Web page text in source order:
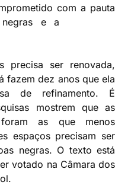
com a pauta
negras e a
precisa ser renovada,
fazem dez anos que ela
de refinamento. É
mostrem que as
foram as que menos
espaços precisam ser
negras. O texto está
votado na Câmara dos